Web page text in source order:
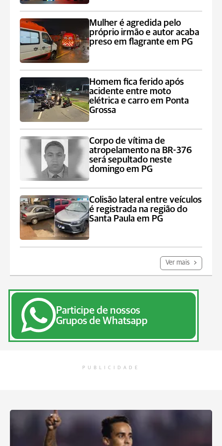
Mulher é agredida pelo
próprio irmão e autor acaba
preso em flagrante em PG
Homem fica ferido após
acidente entre moto
elétrica e carro em Ponta
Grossa
Corpo de vítima de
atropelamento na BR-376
será sepultado neste
domingo em PG
Colisão lateral entre veículos
é registrada na região do
Santa Paula em PG
Ver mais
Participe de nossos
Grupos de Whatsapp
PUBLICIDADE